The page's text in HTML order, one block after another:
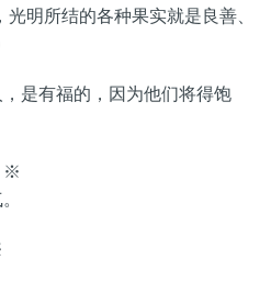
明所结的各种果实就是良善、
是有福的，因为他们将得饱
※